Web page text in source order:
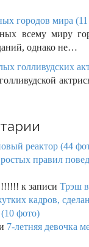
городов мира
всему миру
однако не…
голливудских
реактор (44
правил
к записи Трэш в
кадров,
фото)
7-летняя девочка